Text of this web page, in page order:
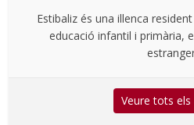
Estibaliz és una illenca
educació infantil i primària,
Veure tots els